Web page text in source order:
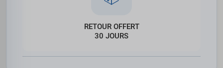
RETOUR OFFERT
30 JOURS